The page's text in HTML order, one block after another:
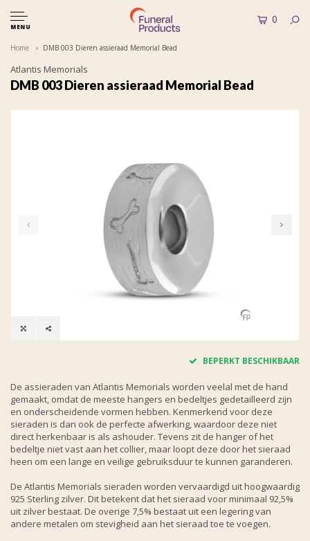
MENU
0
Home DMB 003 Dieren assieraad Memorial Bead
Atlantis Memorials
DMB 003 Dieren assieraad Memorial Bead
BEPERKT BESCHIKBAAR
De assieraden van Atlantis Memorials worden veelal met de hand
gemaakt, omdat de meeste hangers en bedeltjes gedetailleerd zijn
en onderscheidende vormen hebben. Kenmerkend voor deze
sieraden is dan ook de perfecte afwerking, waardoor deze niet
direct herkenbaar is als ashouder. Tevens zit de hanger of het
bedeltje niet vast aan het collier, maar loopt deze door het sieraad
heen om een lange en veilige gebruiksduur te kunnen garanderen.
De Atlantis Memorials sieraden worden vervaardigd uit hoogwaardig
925 Sterling zilver. Dit betekent dat het sieraad voor minimaal 92,5%
uit zilver bestaat. De overige 7,5% bestaat uit een legering van
andere metalen om stevigheid aan het sieraad toe te voegen.